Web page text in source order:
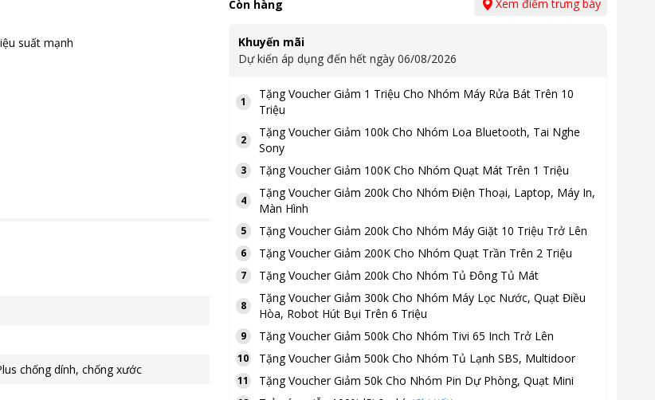
suất mạnh
chống dính, chống xước
Còn hàng Xem điểm trưng bày
Khuyến mãi
Dự kiến áp dụng đến hết ngày 06/08/2026
1
TặngVoucher Giảm 1 Triệu Cho Nhóm Máy Rửa Bát Trên 10
Triệu
2
TặngVoucher Giảm 100k Cho Nhóm Loa Bluetooth, Tai Nghe
Sony
3 TặngVoucher Giảm 100K Cho Nhóm Quạt Mát Trên 1 Triệu
4
TặngVoucher Giảm 200k Cho Nhóm Điện Thoại, Laptop, Máy In,
Màn Hình
5 TặngVoucher Giảm 200k Cho Nhóm Máy Giặt 10 Triệu Trở Lên
6 TặngVoucher Giảm 200K Cho Nhóm Quạt Trần Trên 2 Triệu
7 TặngVoucher Giảm 200k Cho Nhóm Tủ Đông Tủ Mát
8
TặngVoucher Giảm 300k Cho Nhóm Máy Lọc Nước, Quạt Điều
Hòa, Robot Hút Bụi Trên 6 Triệu
9 TặngVoucher Giảm 500k Cho Nhóm Tivi 65 Inch Trở Lên
10 TặngVoucher Giảm 500k Cho Nhóm Tủ Lạnh SBS, Multidoor
11 TặngVoucher Giảm 50k Cho Nhóm Pin Dự Phòng, Quạt Mini